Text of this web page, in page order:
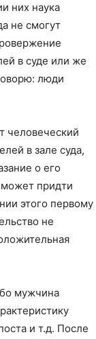
них наука
не смогут
в суде или же
люди
человеческий
в зале суда,
о его
может придти
этого первому
не
мужчина
и т.д. После